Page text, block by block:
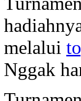
melalui
Nggak